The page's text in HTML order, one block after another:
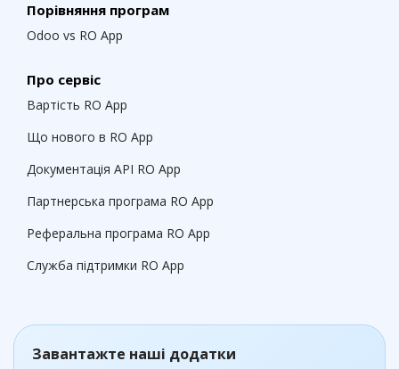
Порівняння програм
Odoo vs RO App
Про сервіс
Вартість RO App
Що нового в RO App
Документація API RO App
Партнерська програма RO App
Реферальна програма RO App
Служба підтримки RO App
Завантажте наші додатки